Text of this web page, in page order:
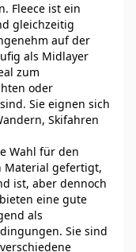
Fleece ist ein
gleichzeitig
auf der
als Midlayer
zum
oder
Sie eignen sich
Skifahren
Wahl für den
Material gefertigt,
ist, aber dennoch
eine gute
als
Sie sind